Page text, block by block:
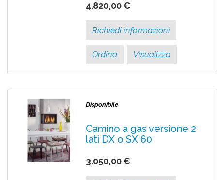
4.820,00 €
Richiedi informazioni
Ordina Visualizza
Disponibile
Camino a gas versione 2
lati DX o SX 60
3.050,00 €